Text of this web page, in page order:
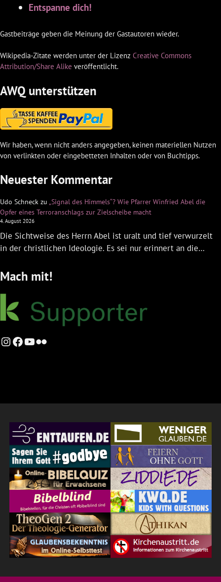
Entspanne dich!
Gastbeiträge geben die Meinung der Gastautoren wieder.
Wikipedia-Zitate werden unter der Lizenz Creative Commons
Attribution/Share Alike veröffentlicht.
AWQ unterstützen
Wir haben, wenn nicht anders angegeben, keinen materiellen Nutzen
von verlinkten oder eingebetteten Inhalten oder von Buchtipps.
Neuester Kommentar
Udo Schneck zu „Signal des Himmels“? Wie Pfarrer Winfried Abel die
Opfer eines Terroranschlags zur Zielscheibe macht
4. August 2026
Die Sichtweise des Herrn Abel ist uralt und tief verwurzelt
in der christlichen Ideologie. Es sei nur erinnert an die…
Mach mit!
Instagram
Facebook
YouTube
Flickr